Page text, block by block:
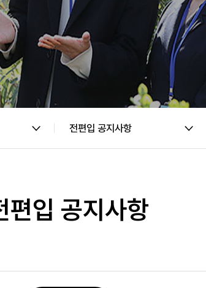
전편입 공지사항
편입 공지사항